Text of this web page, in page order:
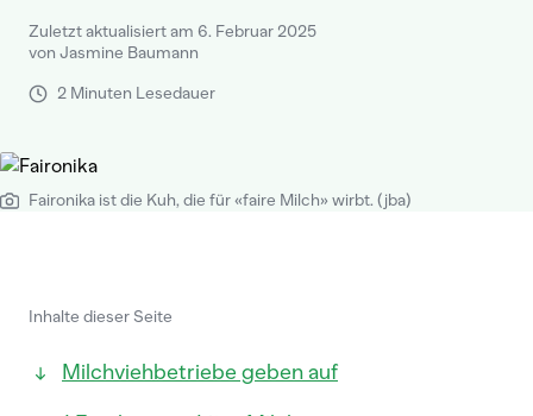
Zuletzt aktualisiert am 6. Februar 2025
von Jasmine Baumann
2 Minuten Lesedauer
Faironika ist die Kuh, die für «faire Milch» wirbt. (jba)
Inhalte dieser Seite
Milchviehbetriebe geben auf